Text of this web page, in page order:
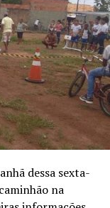
dessa sexta-
na